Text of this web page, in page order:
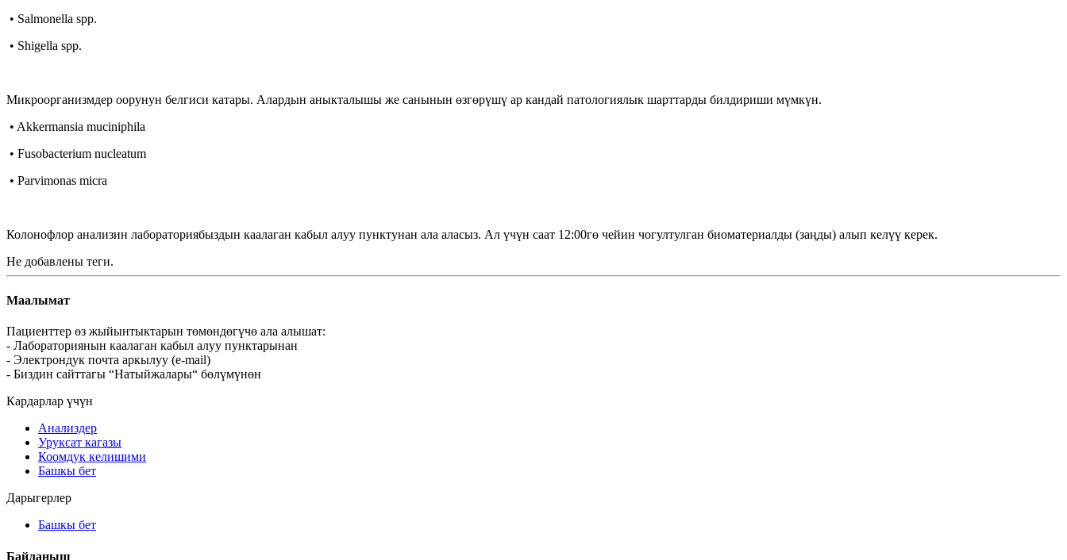
• Salmonella spp.
• Shigella spp.
Микроорганизмдер оорунун белгиси катары. Алардын аныкталышы же санынын өзгөрүшү ар кандай патологиялык шарттарды билдириши мүмкүн.
• Akkermansia muciniphila
• Fusobacterium nucleatum
• Parvimonas micra
Колонофлор ​​анализин лабораториябыздын каалаган кабыл алуу пунктунан ала аласыз. Ал үчүн саат 12:00гө чейин чогултулган биоматериалды (заңды) алып келүү керек.
Не добавлены теги.
Маалымат
Пациенттер өз жыйынтыктарын төмөндөгүчө ала алышат:
- Лабораториянын каалаган кабыл алуу пунктарынан
- Электрондук почта аркылуу (e-mail)
- Биздин сайттагы “Натыйжалары“ бөлүмүнөн
Кардарлар үчүн
Анализдер
Уруксат кагазы
Коомдук келишими
Башкы бет
Дарыгерлер
Башкы бет
Байланыш